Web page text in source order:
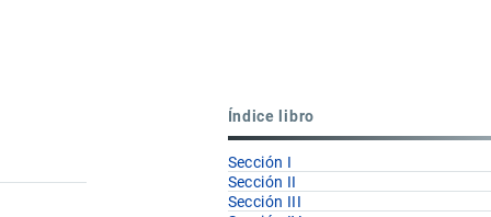
Índice libro
Sección I
Sección II
Sección III